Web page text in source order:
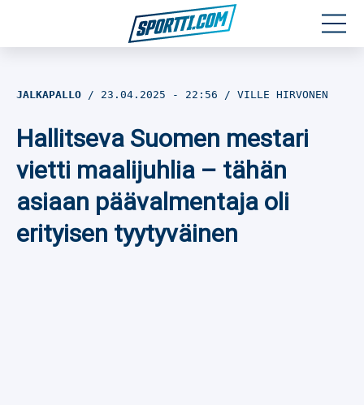
Jalkapallo
Yleisurheilu
Talviurheilu
JALKAPALLO 23.04.2025 - 22:56 VILLE HIRVONEN
Hallitseva Suomen mestari
vietti maalijuhlia – tähän
asiaan päävalmentaja oli
erityisen tyytyväinen